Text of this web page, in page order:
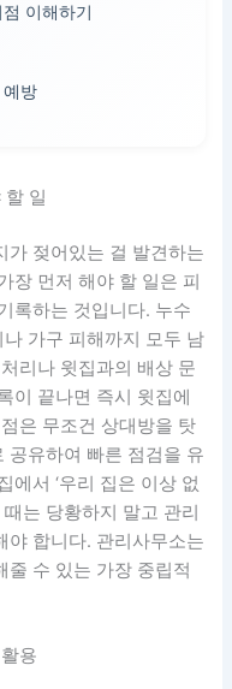
이해하기
방
일
가 젖어있는 걸 발견하는
장 먼저 해야 할 일은 피
록하는 것입니다. 누수
가구 피해까지 모두 남
리나 윗집과의 배상 문
이 끝나면 즉시 윗집에
은 무조건 상대방을 탓
공유하여 빠른 점검을 유
에서 ‘우리 집은 이상 없
는 당황하지 말고 관리
야 합니다. 관리사무소는
줄 수 있는 가장 중립적
용